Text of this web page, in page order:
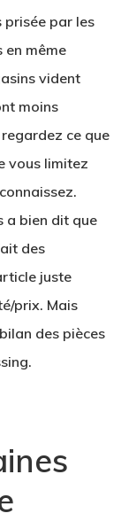
prisée par les
en même
vident
moins
regardez ce que
vous limitez
a bien dit que
des
juste
prix. Mais
des pièces